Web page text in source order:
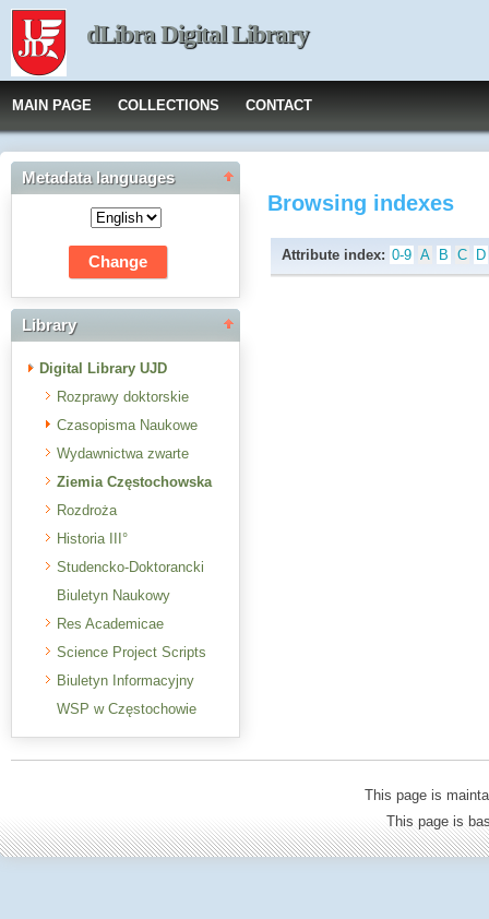
dLibra Digital Library
MAIN PAGE COLLECTIONS CONTACT
Metadata languages
Library
Digital Library UJD
Rozprawy doktorskie
Czasopisma Naukowe
Wydawnictwa zwarte
Ziemia Częstochowska
Rozdroża
Historia III°
Studencko-Doktorancki
Biuletyn Naukowy
Res Academicae
Science Project Scripts
Biuletyn Informacyjny
WSP w Częstochowie
Browsing indexes
Attribute index: 0-9 A B C D
This page is
This page is